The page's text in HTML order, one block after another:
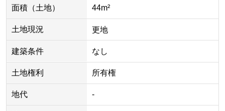
面積（土地） 44m²
土地現況 更地
建築条件 なし
土地権利 所有権
地代 -